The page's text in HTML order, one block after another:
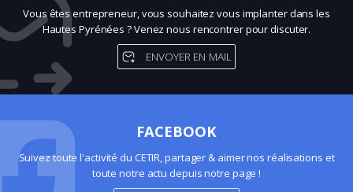
Vous êtes entrepreneur, vous souhaitez vous implanter dans les
Hautes Pyrénées ? Venez nous rencontrer pour discuter.
ENVOYER EN MAIL
FACEBOOK
Suivez toute l'activité du CETIR, partager & aimer nos réalisations et
toute notre actu depuis notre page !